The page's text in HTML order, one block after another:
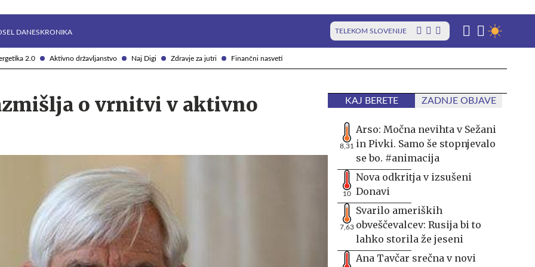
2.0 Aktivno državljanstvo Naj Digi Zdravje za jutri Finančni nasveti
DANESKRONIKA TELEKOM SLOVENIJE
o vrnitvi v aktivno
KAJ BERETE ZADNJE OBJAVE
8,31
Arso: Močna nevihta v Sežani
in Pivki. Samo še stopnjevalo
se bo. #animacija
10
Nova odkritja v izsušeni
Donavi
7,63
Svarilo ameriških
obveščevalcev: Rusija bi to
lahko storila že jeseni
Ana Tavčar srečna v novi